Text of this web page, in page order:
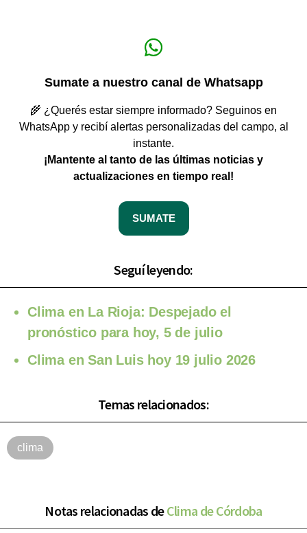
Sumate a nuestro canal de Whatsapp
🌾 ¿Querés estar siempre informado? Seguinos en
WhatsApp y recibí alertas personalizadas del campo, al
instante.
¡Mantente al tanto de las últimas noticias y
actualizaciones en tiempo real!
SUMATE
Seguí leyendo:
Clima en La Rioja: Despejado el
pronóstico para hoy, 5 de julio
Clima en San Luis hoy 19 julio 2026
Temas relacionados:
clima
Notas relacionadas deClima de Córdoba